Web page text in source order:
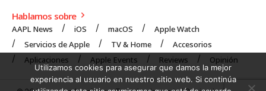
Hablamos sobre
AAPL News iOS macOS
Apple Watch
Servicios de Apple
TV & Home
Accesorios
Aplicaciones
Apple Events Reviews Opinión
Utilizamos cookies para asegurar que damos la mejor
experiencia al usuario en nuestro sitio web. Si continúa